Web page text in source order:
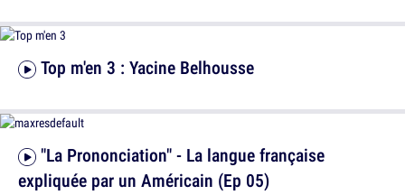
Top m'en 3 : Yacine Belhousse
expliquée par un Américain (Ep 05)